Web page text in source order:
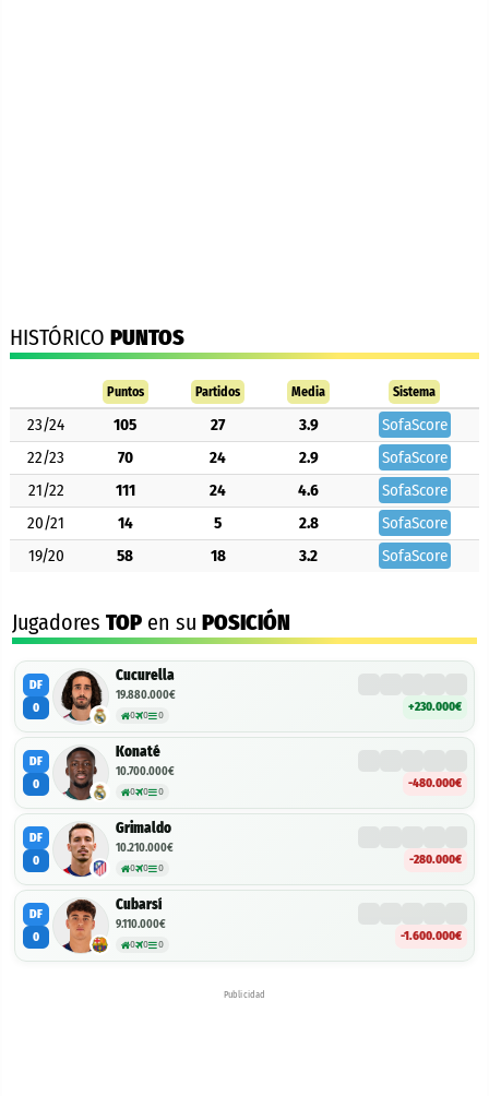
HISTÓRICO PUNTOS
Puntos Partidos Media Sistema
23/24 105 27 3.9
SofaScore
22/23
70 24 2.9
SofaScore
21/22
111 24 4.6
SofaScore
20/21
14 5 2.8
SofaScore
19/20
58 18 3.2 SofaScore
Jugadores TOP en su POSICIÓN
DF
0
Cucurella
19.880.000€
0 0 0
+230.000€
DF
0
Konaté
10.700.000€
0 0 0
-480.000€
DF
0
Grimaldo
10.210.000€
0 0 0
-280.000€
DF
0
Cubarsí
9.110.000€
0 0 0
-1.600.000€
Publicidad